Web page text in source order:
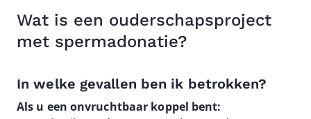
Wat is een ouderschapsproject
met spermadonatie?
In welke gevallen ben ik betrokken?
Als u een onvruchtbaar koppel bent: